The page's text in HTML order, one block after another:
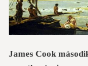
James Cook